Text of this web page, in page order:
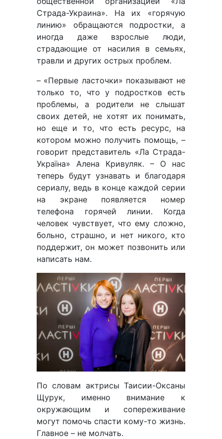
Страда-Украина». На их «горячую
линию» обращаются подростки, а
иногда даже взрослые люди,
страдающие от насилия в семьях,
травли и других острых проблем.
– «Первые ласточки» показывают не
только то, что у подростков есть
проблемы, а родители не слышат
своих детей, не хотят их понимать,
но еще и то, что есть ресурс, на
котором можно получить помощь, –
говорит представитель «Ла Страда-
Україна» Алена Кривуляк. – О нас
теперь будут узнавать и благодаря
сериалу, ведь в конце каждой серии
на экране появляется номер
телефона горячей линии. Когда
человек чувствует, что ему сложно,
больно, страшно, и нет никого, кто
поддержит, он может позвонить или
написать нам.
По словам актрисы Таисии-Оксаны
Щурук, именно внимание к
окружающим и сопереживание
могут помочь спасти кому-то жизнь.
Главное – не молчать.